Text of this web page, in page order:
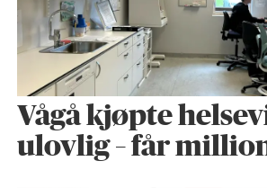
Vågå kjøpte
ulovlig – får